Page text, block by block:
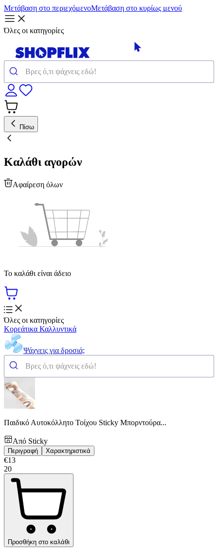
Μετάβαση στο περιεχόμενοΜετάβαση στο κυρίως μενού
Όλες οι κατηγορίες
Πίσω
Καλάθι αγορών
Αφαίρεση όλων
Το καλάθι είναι άδειο
Όλες οι κατηγορίες
Κορεάτικα Καλλυντικά
Ψάχνεις για δροσιά;
Παιδικό Αυτοκόλλητο Τοίχου Sticky Μπορντούρα...
Από Sticky
Περιγραφή Χαρακτηριστικά
€13
20
Προσθήκη στο καλάθι